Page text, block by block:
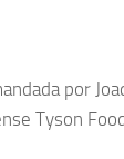
por
Tyson